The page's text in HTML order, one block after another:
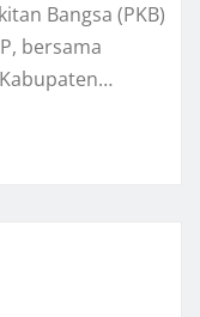
Bangsa (PKB)
bersama